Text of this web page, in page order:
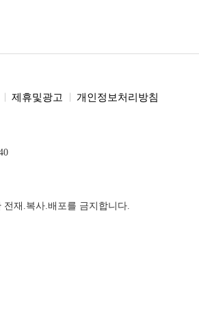
제휴및광고 개인정보처리방침
전재.복사.배포를 금지합니다.